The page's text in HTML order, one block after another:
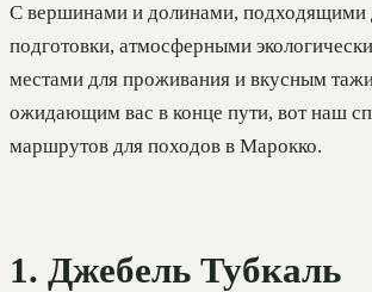
С вершинами и долинами, подходящими
подготовки, атмосферными
местами для проживания и вкусным
ожидающим вас в конце пути, вот наш
маршрутов для походов в Марокко.
1. Джебель Тубкаль